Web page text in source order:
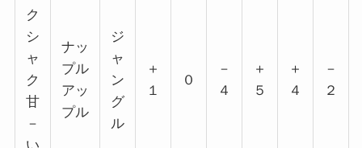
ク
シ
ャ
ク
甘
－
ナッ
プル
アッ
プル
ジ
ャ
ン
グ
ル
＋
１
０
－
４
＋
５
＋
４
－
２